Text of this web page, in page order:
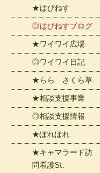
★はぴねす
◎はぴねすブログ
★ワイワイ広場
◎ワイワイ日記
★らら さくら草
★相談支援事業
◎相談支援情報
★ぽれぽれ
★キャマラード訪
問看護St.